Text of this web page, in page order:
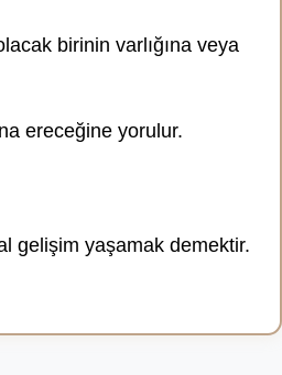
birinin varlığına veya
ereceğine yorulur.
gelişim yaşamak demektir.